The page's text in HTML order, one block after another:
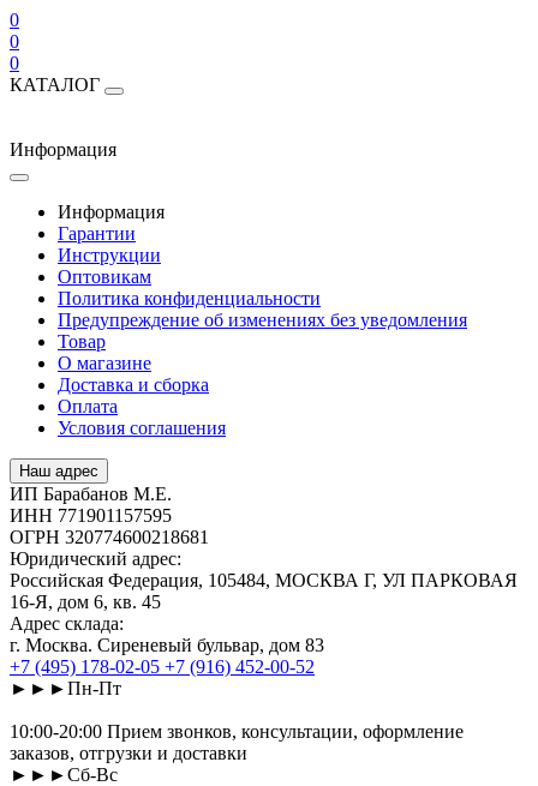
0
0
0
КАТАЛОГ
Информация
Информация
Гарантии
Инструкции
Оптовикам
Политика конфиденциальности
Предупреждение об изменениях без уведомления
Товар
О магазине
Доставка и сборка
Оплата
Условия соглашения
Наш адрес
ИП Барабанов М.Е.
ИНН 771901157595
ОГРН 320774600218681
Юридический адрес:
Российская Федерация, 105484, МОСКВА Г, УЛ ПАРКОВАЯ
16-Я, дом 6, кв. 45
Адрес склада:
г. Москва. Сиреневый бульвар, дом 83
+7 (495) 178-02-05 +7 (916) 452-00-52
►►►Пн-Пт
10:00-20:00 Прием звонков, консультации, оформление
заказов, отгрузки и доставки
►►►Сб-Вс